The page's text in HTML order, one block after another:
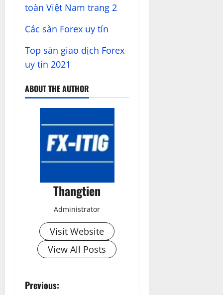
toàn Việt Nam trang 2
Các sàn Forex uy tín
Top sàn giao dịch Forex
uy tín 2021
ABOUT THE AUTHOR
Thangtien
Administrator
Visit Website
View All Posts
P
Previous: